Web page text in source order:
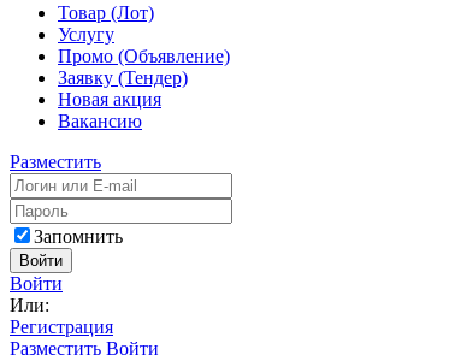
Товар (Лот)
Услугу
Промо (Объявление)
Заявку (Тендер)
Новая акция
Вакансию
Разместить
Запомнить
Войти
Войти
Или:
Регистрация
Разместить Войти